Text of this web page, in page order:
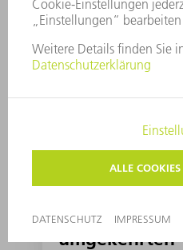
Assistenten &
umgekehrten